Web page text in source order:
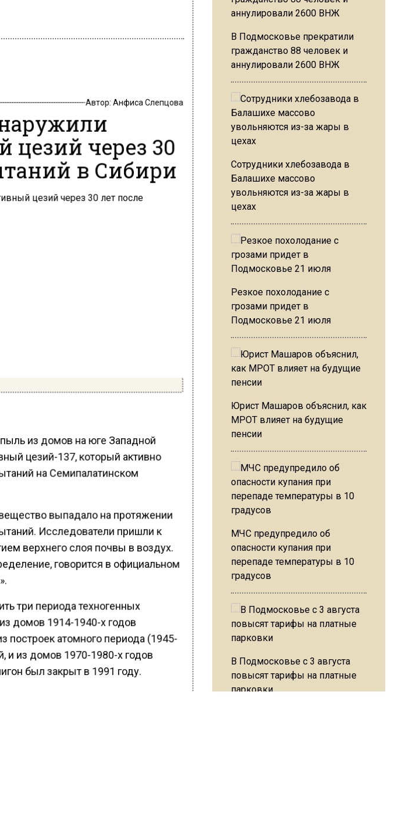
Автор: Анфиса Слепцова
цезий через 30
в Сибири
из домов на юге Западной
цезий-137, который активно
на Семипалатинском
выпадало на протяжении
Исследователи пришли к
верхнего слоя почвы в воздух.
говорится в официальном
три периода техногенных
домов 1914-1940-х годов
построек атомного периода (1945-
и из домов 1970-1980-х годов
был закрыт в 1991 году.
В Подмосковье прекратили
гражданство 88 человек и
аннулировали 2600 ВНЖ
Сотрудники хлебозавода в
Балашихе массово
увольняются из-за жары в
цехах
Резкое похолодание с
грозами придет в
Подмосковье 21 июля
Юрист Машаров объяснил, как
МРОТ влияет на будущие
пенсии
МЧС предупредило об
опасности купания при
перепаде температуры в 10
градусов
В Подмосковье с 3 августа
повысят тарифы на платные
парковки